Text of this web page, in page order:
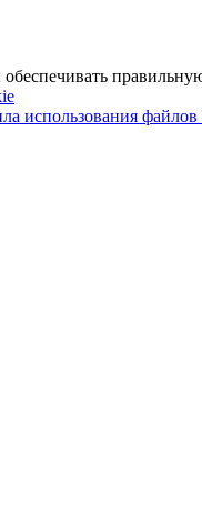
использования файлов